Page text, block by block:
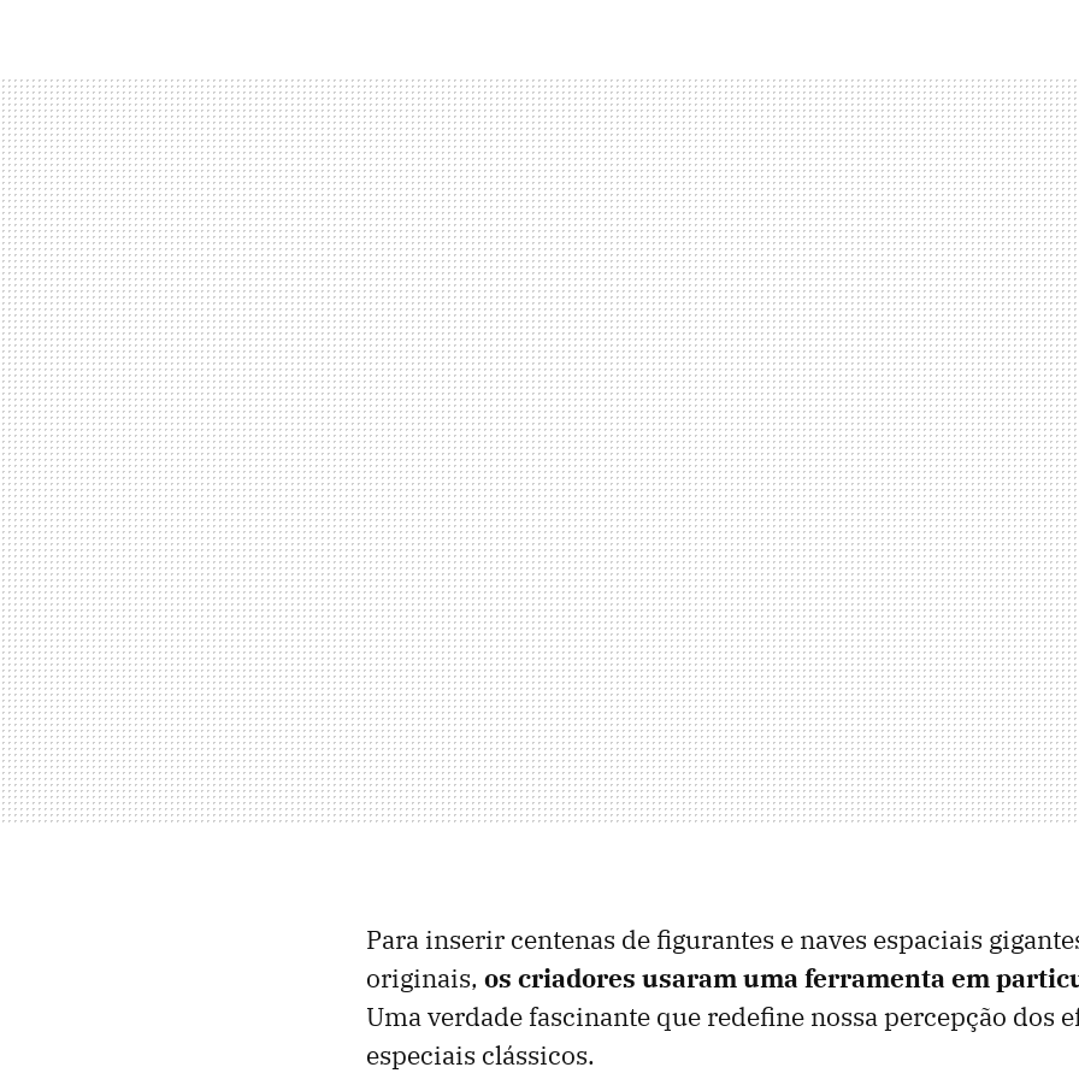
Para inserir centenas de figurantes e naves espaciais
originais, os criadores usaram uma ferramenta em
Uma verdade fascinante que redefine nossa percepção dos
especiais clássicos.